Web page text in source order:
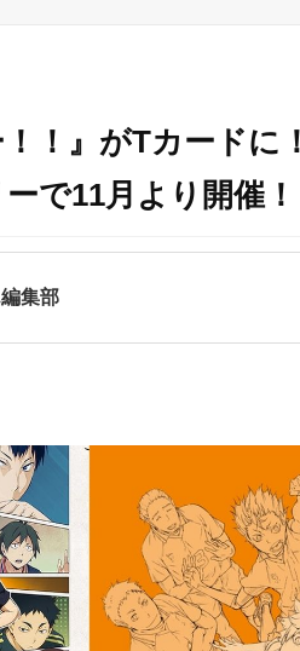
！！』がTカード
で11月より開催！
集部